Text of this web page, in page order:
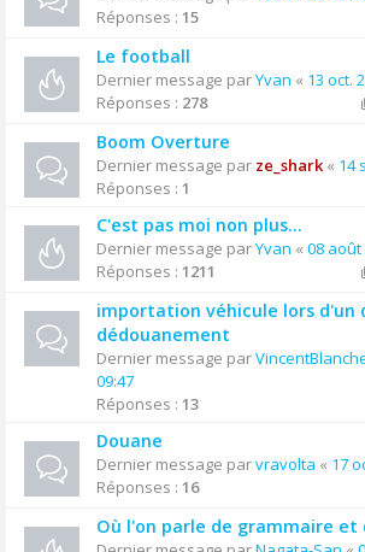
Réponses : 15
Le football
Dernier message parYvan « 13 oct.
Réponses : 278
Boom Overture
Dernier message par ze_shark« 14
Réponses : 1
C'est pas moi non plus...
Dernier message parYvan « 08 août
Réponses : 1211
importation véhicule lors d'un
dédouanement
Dernier message par
09:47
Réponses : 13
Douane
Dernier message parvravolta « 17
Réponses : 16
Où l'on parle de grammaire et